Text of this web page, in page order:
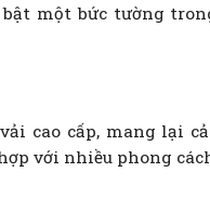
một bức tường
cao cấp, mang lại
với nhiều phong